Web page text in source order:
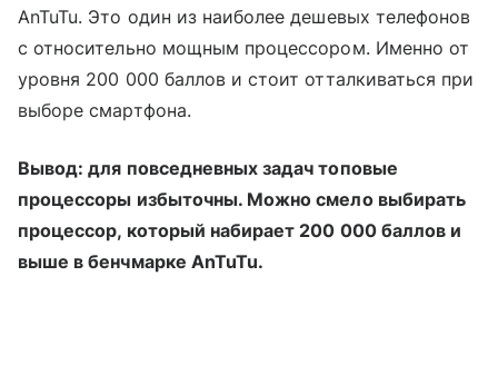
AnTuTu. Это один из наиболее дешевых телефонов
с относительно мощным процессором. Именно от
уровня 200 000 баллов и стоит отталкиваться при
выборе смартфона.
Вывод: для повседневных задач топовые
процессоры избыточны. Можно смело выбирать
процессор, который набирает 200 000 баллов и
выше в бенчмарке AnTuTu.